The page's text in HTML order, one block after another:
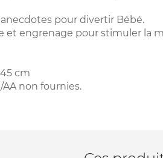
pour divertir Bébé.
et engrenage pour stimuler la
cm
non fournies.